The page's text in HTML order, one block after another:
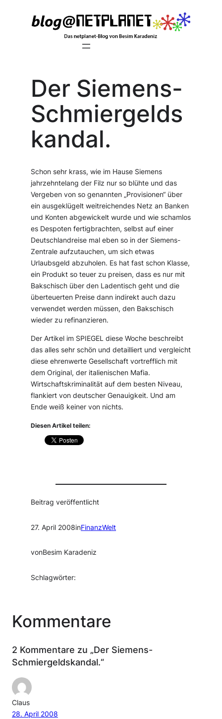
Der Siemens-
Schmiergelds
kandal.
Schon sehr krass, wie im Hause Siemens
jahrzehntelang der Filz nur so blühte und das
Vergeben von so genannten „Provisionen“ über
ein ausgeklügelt weitreichendes Netz an Banken
und Konten abgewickelt wurde und wie schamlos
es Despoten fertigbrachten, selbst auf einer
Deutschlandreise mal eben so in der Siemens-
Zentrale aufzutauchen, um sich etwas
Urlaubsgeld abzuholen. Es hat fast schon Klasse,
ein Produkt so teuer zu preisen, dass es nur mit
Bakschisch über den Ladentisch geht und die
überteuerten Preise dann indirekt auch dazu
verwendet werden müssen, den Bakschisch
wieder zu refinanzieren.
Der Artikel im SPIEGEL diese Woche beschreibt
das alles sehr schön und detailliert und vergleicht
diese ehrenwerte Gesellschaft vortrefflich mit
dem Original, der italienischen Mafia.
Wirtschaftskriminalität auf dem besten Niveau,
flankiert von deutscher Genauigkeit. Und am
Ende weiß keiner von nichts.
Diesen Artikel teilen:
Beitrag veröffentlicht
27. April 2008inFinanzWelt
vonBesim Karadeniz
Schlagwörter:
Kommentare
2 Kommentare zu „Der Siemens-
Schmiergeldskandal.“
Claus
28. April 2008